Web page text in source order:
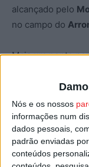
Nós e os nossos
informações num
dados pessoais,
padrão enviadas
conteúdos
alcançado pelo
no campo do
Mais um ponto
Cinfães a ocupar
pontos,
pontos.
Na próxima
no campo do
aoPombal.